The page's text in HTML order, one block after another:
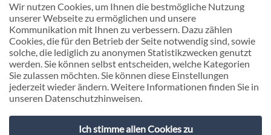
Wir nutzen Cookies, um Ihnen die bestmögliche Nutzung
unserer Webseite zu ermöglichen und unsere
Kommunikation mit Ihnen zu verbessern. Dazu zählen
Cookies, die für den Betrieb der Seite notwendig sind, sowie
solche, die lediglich zu anonymen Statistikzwecken genutzt
werden. Sie können selbst entscheiden, welche Kategorien
Sie zulassen möchten. Sie können diese Einstellungen
jederzeit wieder ändern. Weitere Informationen finden Sie in
unseren Datenschutzhinweisen.
Ich stimme allen Cookies zu